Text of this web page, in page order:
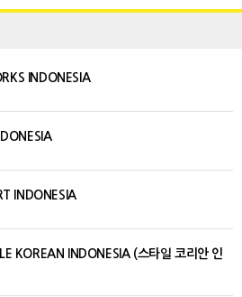
INDONESIA
INDONESIA
KOREAN INDONESIA (스타일 코리안 인